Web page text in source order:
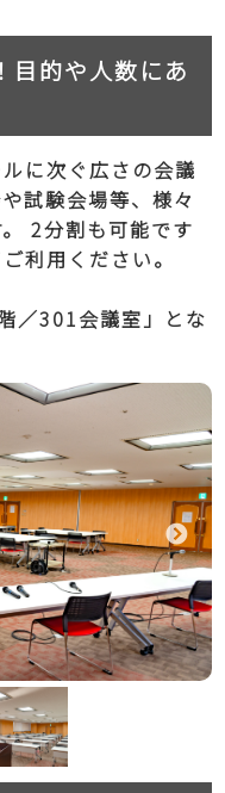
目的や人数にあ
に次ぐ広さの会議
試験会場等、様々
2分割も可能です
利用ください。
／301会議室」とな